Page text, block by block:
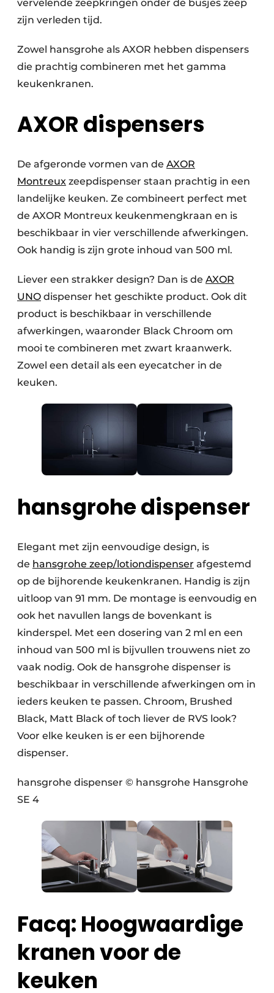
vervelende zeepkringen onder de busjes zeep
zijn verleden tijd.
Zowel hansgrohe als AXOR hebben dispensers
die prachtig combineren met het gamma
keukenkranen.
AXOR dispensers
De afgeronde vormen van de AXOR
Montreux zeepdispenser staan prachtig in een
landelijke keuken. Ze combineert perfect met
de AXOR Montreux keukenmengkraan en is
beschikbaar in vier verschillende afwerkingen.
Ook handig is zijn grote inhoud van 500 ml.
Liever een strakker design? Dan is de AXOR
UNO dispenser het geschikte product. Ook dit
product is beschikbaar in verschillende
afwerkingen, waaronder Black Chroom om
mooi te combineren met zwart kraanwerk.
Zowel een detail als een eyecatcher in de
keuken.
hansgrohe dispenser
Elegant met zijn eenvoudige design, is
de hansgrohe zeep/lotiondispenser afgestemd
op de bijhorende keukenkranen. Handig is zijn
uitloop van 91 mm. De montage is eenvoudig en
ook het navullen langs de bovenkant is
kinderspel. Met een dosering van 2 ml en een
inhoud van 500 ml is bijvullen trouwens niet zo
vaak nodig. Ook de hansgrohe dispenser is
beschikbaar in verschillende afwerkingen om in
ieders keuken te passen. Chroom, Brushed
Black, Matt Black of toch liever de RVS look?
Voor elke keuken is er een bijhorende
dispenser.
hansgrohe dispenser © hansgrohe Hansgrohe
SE 4
Facq: Hoogwaardige
kranen voor de
keuken